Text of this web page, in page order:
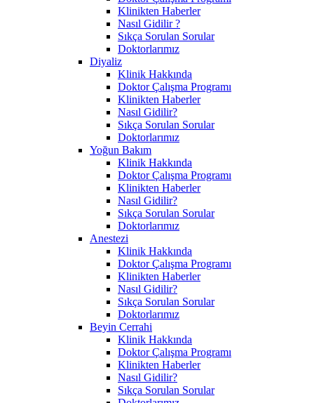
Klinikten Haberler
Nasıl Gidilir ?
Sıkça Sorulan Sorular
Doktorlarımız
Diyaliz
Klinik Hakkında
Doktor Çalışma Programı
Klinikten Haberler
Nasıl Gidilir?
Sıkça Sorulan Sorular
Doktorlarımız
Yoğun Bakım
Klinik Hakkında
Doktor Çalışma Programı
Klinikten Haberler
Nasıl Gidilir?
Sıkça Sorulan Sorular
Doktorlarımız
Anestezi
Klinik Hakkında
Doktor Çalışma Programı
Klinikten Haberler
Nasıl Gidilir?
Sıkça Sorulan Sorular
Doktorlarımız
Beyin Cerrahi
Klinik Hakkında
Doktor Çalışma Programı
Klinikten Haberler
Nasıl Gidilir?
Sıkça Sorulan Sorular